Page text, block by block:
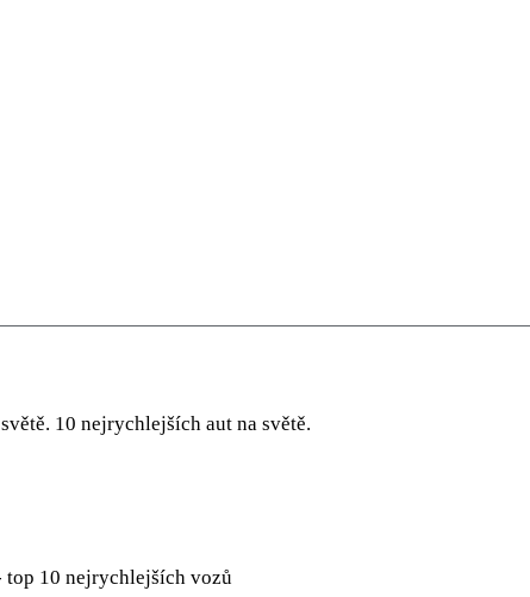
10 nejrychlejších aut na světě.